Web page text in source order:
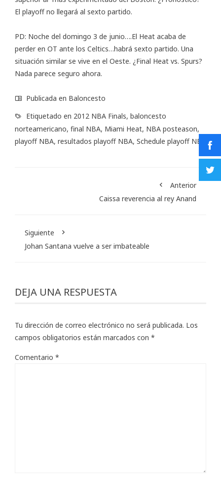
El playoff no llegará al sexto partido.
PD: Noche del domingo 3 de junio….El Heat acaba de
perder en OT ante los Celtics…habrá sexto partido. Una
situación similar se vive en el Oeste. ¿Final Heat vs. Spurs?
Nada parece seguro ahora.
Publicada en Baloncesto
Etiquetado en 2012 NBA Finals, baloncesto
norteamericano, final NBA, Miami Heat, NBA posteason,
playoff NBA, resultados playoff NBA, Schedule playoff NBA
Anterior
Caissa reverencia al rey Anand
Siguiente
Johan Santana vuelve a ser imbateable
DEJA UNA RESPUESTA
Tu dirección de correo electrónico no será publicada. Los
campos obligatorios están marcados con *
Comentario *